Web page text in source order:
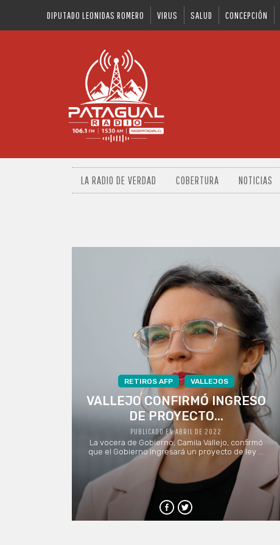
DIPUTADO LEONIDAS ROMERO VIRUS SALUD CONCEPCIÓN
LA RADIO DE VERDAD COBERTURA NOTICIAS
RETIROS AFP VALLEJOS
VALLEJO CONFIRMÓ INGRESO
DE PROYECTO...
PUBLICADO EN ABRIL DE 2022
La vocera de Gobierno, Camila Vallejo, confirmó
que el Gobierno ingresará un proyecto de ley ...